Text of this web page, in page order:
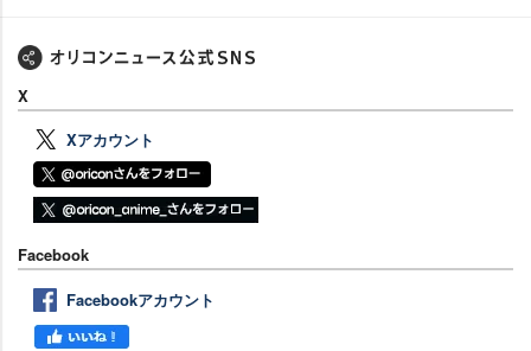
X
Xアカウント
Facebook
Facebookアカウント